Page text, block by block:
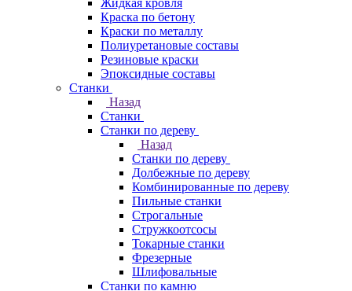
Жидкая кровля
Краска по бетону
Краски по металлу
Полиуретановые составы
Резиновые краски
Эпоксидные составы
Станки
Назад
Станки
Станки по дереву
Назад
Станки по дереву
Долбежные по дереву
Комбинированные по дереву
Пильные станки
Строгальные
Стружкоотсосы
Токарные станки
Фрезерные
Шлифовальные
Станки по камню